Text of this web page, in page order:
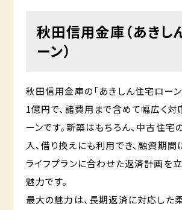
秋田信用金庫（あきし
ーン）
秋田信用金庫の「あきしん住宅ローン
1億円で、諸費用まで含めて幅広く対
ーンです。新築はもちろん、中古住
入、借り換えにも利用でき、融資期間
ライフプランに合わせた返済計画を
魅力です。
最大の魅力は、長期返済に対応した柔